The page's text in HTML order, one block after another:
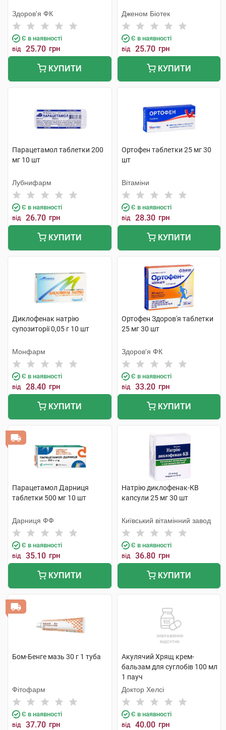
Здоров'я ФК
Є в наявності
від 25.70 грн
КУПИТИ
Дженом Біотек
Є в наявності
від 25.70 грн
КУПИТИ
Парацетамол таблетки 200
мг 10 шт
Лубнифарм
Є в наявності
від 26.70 грн
КУПИТИ
Ортофен таблетки 25 мг 30
шт
Вітаміни
Є в наявності
від 28.30 грн
КУПИТИ
Диклофенак натрію
супозиторії 0,05 г 10 шт
Монфарм
Є в наявності
від 28.40 грн
КУПИТИ
Ортофен Здоров'я таблетки
25 мг 30 шт
Здоров'я ФК
Є в наявності
від 33.20 грн
КУПИТИ
Парацетамол Дарниця
таблетки 500 мг 10 шт
Дарниця ФФ
Є в наявності
від 35.10 грн
КУПИТИ
Натрію диклофенак-КВ
капсули 25 мг 30 шт
Київський вітамінний завод
Є в наявності
від 36.80 грн
КУПИТИ
Бом-Бенге мазь 30 г 1 туба
Фітофарм
Є в наявності
від 37.70 грн
Акулячий Хрящ крем-
бальзам для суглобів 100 мл
1 пауч
Доктор Хелсі
Є в наявності
від 40.00 грн